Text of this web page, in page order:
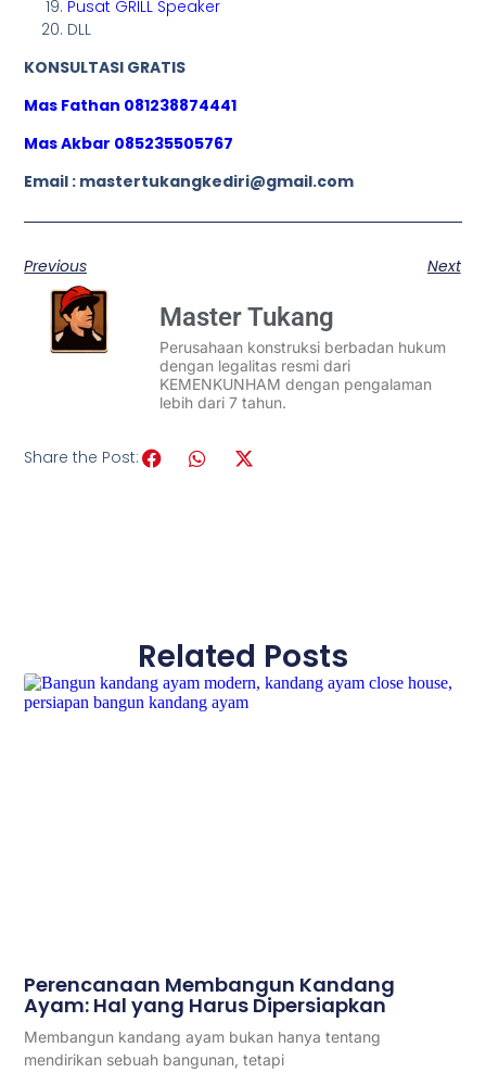
Pusat GRILL Speaker
DLL
KONSULTASI GRATIS
Mas Fathan 081238874441
Mas Akbar 085235505767
Email : mastertukangkediri@gmail.com
Previous Next
Master Tukang
Perusahaan konstruksi berbadan hukum
dengan legalitas resmi dari
KEMENKUNHAM dengan pengalaman
lebih dari 7 tahun.
Share the Post:
Related Posts
Perencanaan Membangun Kandang
Ayam: Hal yang Harus Dipersiapkan
Membangun kandang ayam bukan hanya tentang
mendirikan sebuah bangunan, tetapi